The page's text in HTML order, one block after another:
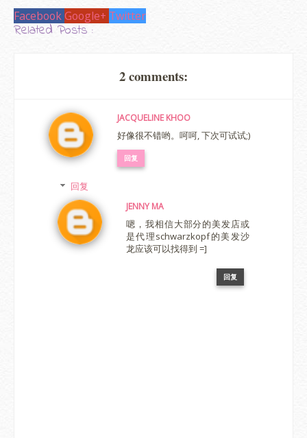
Facebook Google+ Twitter
Related Posts :
2 comments:
JACQUELINE KHOO
好像很不错哟。呵呵, 下次可试试;)
回复
回复
JENNY MA
嗯，我相信大部分的美发店或
是代理schwarzkopf的美发沙
龙应该可以找得到 =]
回复